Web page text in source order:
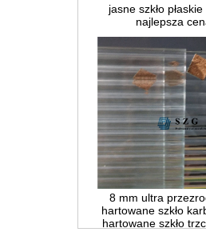
8 mm ultra
hartowane szkło
hartowane szkło
dekoracją niskiego
szklane wnętrze do